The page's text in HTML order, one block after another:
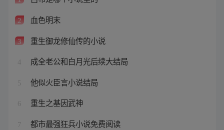
2 血色明末
3 重生御龙修仙传的小说
4 成全老公和白月光后续大结局
5 他似火臣言小说结局
6 重生之基因武神
7 都市最强狂兵小说免费阅读